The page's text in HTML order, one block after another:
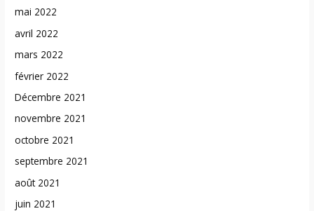
mai 2022
avril 2022
mars 2022
février 2022
Décembre 2021
novembre 2021
octobre 2021
septembre 2021
août 2021
juin 2021